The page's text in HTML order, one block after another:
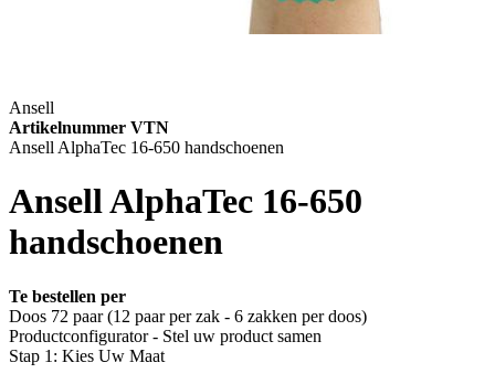
Ansell
Artikelnummer VTN
Ansell AlphaTec 16-650 handschoenen
Ansell AlphaTec 16-650
handschoenen
Te bestellen per
Doos 72 paar (12 paar per zak - 6 zakken per doos)
Productconfigurator - Stel uw product samen
Stap 1: Kies Uw Maat